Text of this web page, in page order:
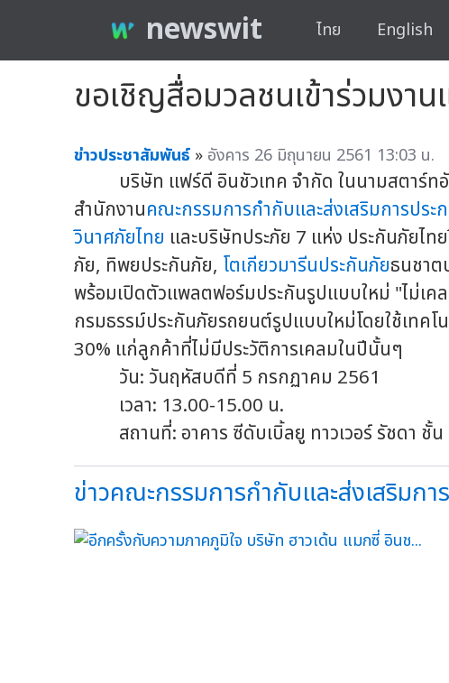
newswit ไทย English
ขอเชิญสื่อมวลชนเข้าร่วมงา
ข่าวประชาสัมพันธ์ » อังคาร 26 มิถุนายน 2561 13:03 น.
บริษัท แฟร์ดี อินชัวเทค จำกัด ในนามสตาร์ท
สำนักงานคณะกรรมการกำกับและส่งเสริมการประ
วินาศภัยไทย และบริษัทประภัย 7 แห่ง ประกันภัยไท
ภัย, ทิพยประกันภัย, โตเกียวมารีนประกันภัยธนชาต
พร้อมเปิดตัวแพลตฟอร์มประกันรูปแบบใหม่ "ไม่เ
กรมธรรม์ประกันภัยรถยนต์รูปแบบใหม่โดยใช้เทค
30% แก่ลูกค้าที่ไม่มีประวัติการเคลมในปีนั้นๆ
วัน: วันฤหัสบดีที่ 5 กรกฏาคม 2561
เวลา: 13.00-15.00 น.
สถานที่: อาคาร ซีดับเบิ้ลยู ทาวเวอร์ รัชดา ชั้น
ข่าวคณะกรรมการกำกับและส่งเสริมก